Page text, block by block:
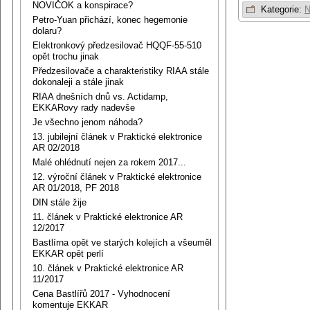
NOVIČOK a konspirace?
Petro-Yuan přichází, konec hegemonie
dolaru?
Elektronkový předzesilovač HQQF-55-510
opět trochu jinak
Předzesilovače a charakteristiky RIAA stále
dokonaleji a stále jinak
RIAA dnešních dnů vs. Actidamp,
EKKARovy rady nadevše
Je všechno jenom náhoda?
13. jubilejní článek v Praktické elektronice
AR 02/2018
Malé ohlédnutí nejen za rokem 2017...
12. výroční článek v Praktické elektronice
AR 01/2018, PF 2018
DIN stále žije
11. článek v Praktické elektronice AR
12/2017
Bastlírna opět ve starých kolejích a všeuměl
EKKAR opět perlí
10. článek v Praktické elektronice AR
11/2017
Cena Bastlířů 2017 - Vyhodnocení
komentuje EKKAR
Kategorie: